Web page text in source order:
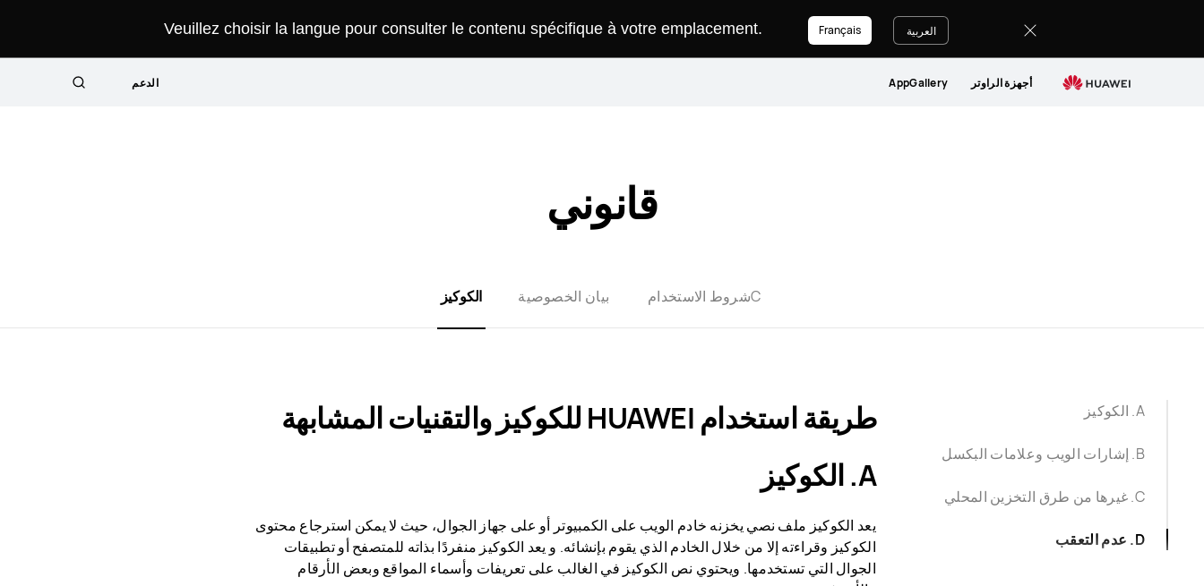
Veuillez choisir la langue pour consulter le contenu spécifique à votre emplacement. العربية Français
أجهزة الراوتر AppGallery الدعم
قانوني
Cشروط الاستخدام بيان الخصوصية الكوكيز
A. الكوكيز
B. إشارات الويب وعلامات البكسل
C. غيرها من طرق التخزين المحلي
D. عدم التعقب
طريقة استخدام HUAWEI للكوكيز والتقنيات المشابهة
A. الكوكيز
يعد الكوكيز ملف نصي يخزنه خادم الويب على الكمبيوتر أو على جهاز الجوال، حيث لا يمكن استرجاع محتوى
الكوكيز وقراءته إلا من خلال الخادم الذي يقوم بإنشائه. و يعد الكوكيز منفردًا بذاته للمتصفح أو تطبيقات
الجوال التي تستخدمها. ويحتوي نص الكوكيز في الغالب على تعريفات وأسماء المواقع وبعض الأرقام